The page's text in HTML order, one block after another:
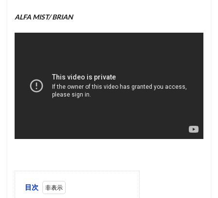
ALFA MIST/ BRIAN
目次